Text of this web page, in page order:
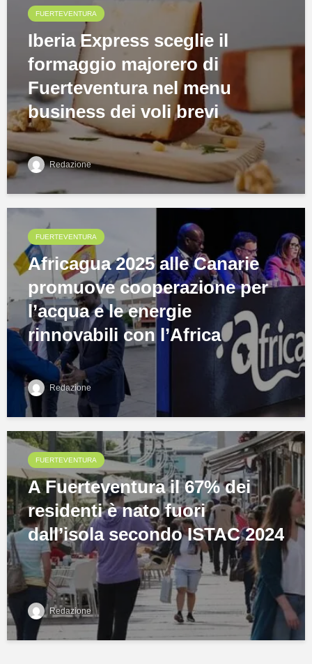
FUERTEVENTURA
Iberia Express sceglie il
formaggio majorero di
Fuerteventura nel menu
business dei voli brevi
Redazione
FUERTEVENTURA
Africagua 2025 alle Canarie
promuove cooperazione per
l’acqua e le energie
rinnovabili con l’Africa
Redazione
FUERTEVENTURA
A Fuerteventura il 67% dei
residenti è nato fuori
dall’isola secondo ISTAC 2024
Redazione